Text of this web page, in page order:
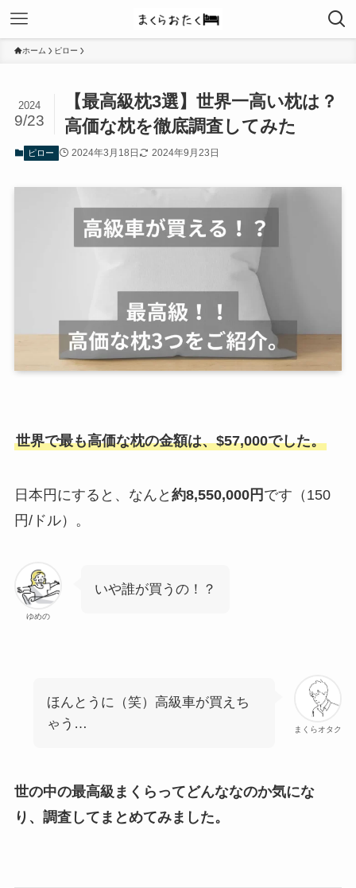
ホーム ピロー
【最高級枕3選】世界一高い枕は？
高価な枕を徹底調査してみた
2024
9/23
ピロー 2024年3月18日 2024年9月23日
世界で最も高価な枕の金額は、$57,000でした。
日本円にすると、なんと 約8,550,000円 です（150
円/ドル）。
ゆめの
いや誰が買うの！？
まくらオタク
ほんとうに（笑）高級車が買えち
ゃう…
世の中の最高級まくらってどんななのか気にな
り、調査してまとめてみました。